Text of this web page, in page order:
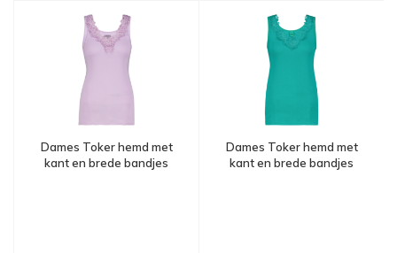
Dames Toker hemd met
kant en brede bandjes
Dames Toker hemd met
kant en brede bandjes